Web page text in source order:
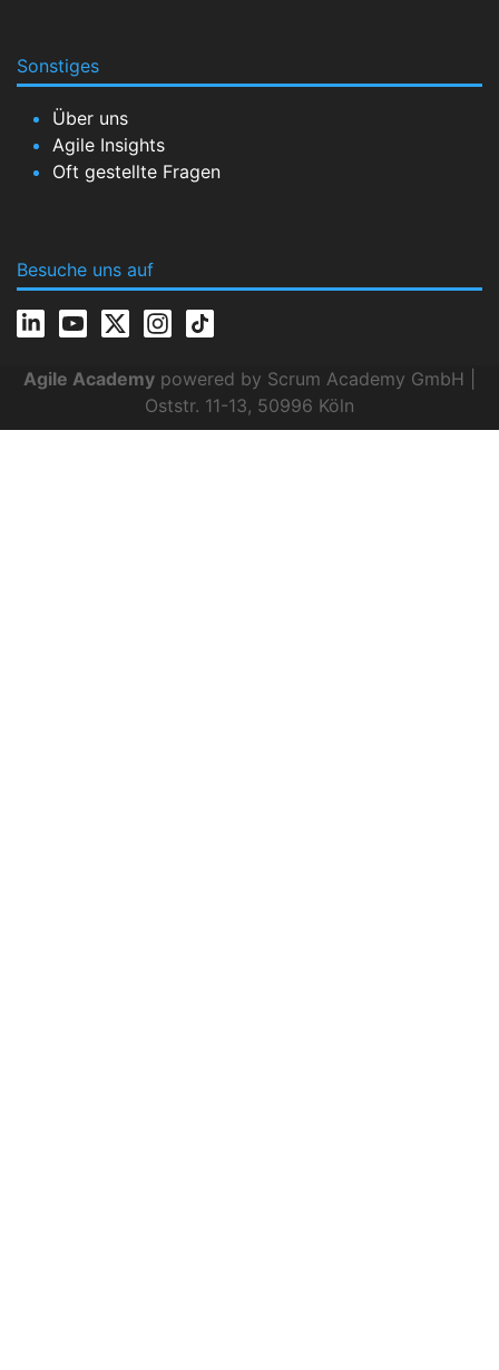
Sonstiges
Über uns
Agile Insights
Oft gestellte Fragen
Besuche uns auf
Agile Academy powered by Scrum Academy GmbH |
Oststr. 11-13, 50996 Köln